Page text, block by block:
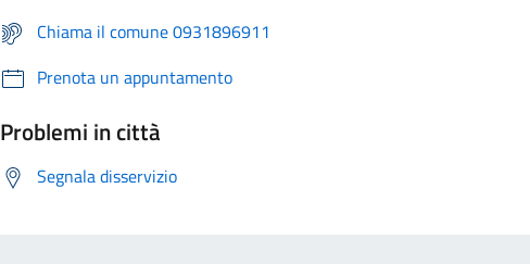
Chiama il comune 0931896911
Prenota un appuntamento
Problemi in città
Segnala disservizio